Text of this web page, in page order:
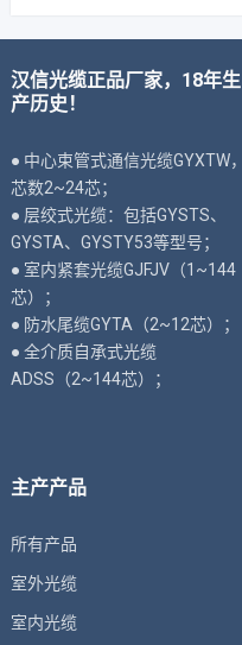
汉信光缆正品厂家，18年生
产历史！
● 中心束管式通信光缆GYXTW，
芯数2~24芯；
● 层绞式光缆：包括GYSTS、
GYSTA、GYSTY53等型号；
● 室内紧套光缆GJFJV（1~144
芯）；
● 防水尾缆GYTA（2~12芯）；
● 全介质自承式光缆
ADSS（2~144芯）；
主产产品
所有产品
室外光缆
室内光缆